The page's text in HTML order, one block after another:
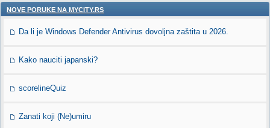
NOVE PORUKE NA MYCITY.RS
Da li je Windows Defender Antivirus dovoljna zaštita u 2026.
Kako nauciti japanski?
scorelineQuiz
Zanati koji (Ne)umiru